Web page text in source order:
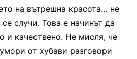
на вътрешна красота… не
случи. Това е начинът да
и качествено. Не мисля, че
от хубави разговори